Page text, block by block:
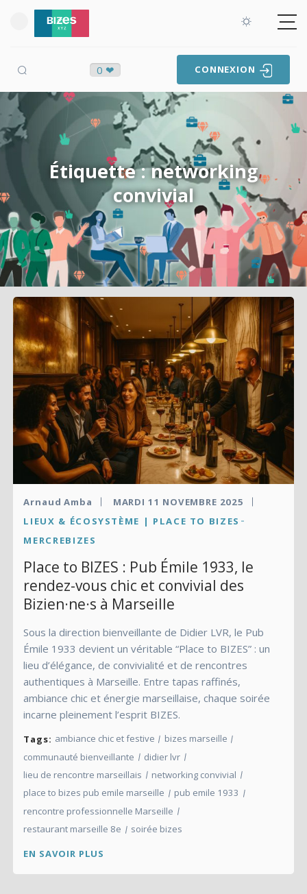
0 ❤ CONNEXION
Étiquette : networking
convivial
Arnaud Amba
MARDI 11 NOVEMBRE 2025
LIEUX & ÉCOSYSTÈME | PLACE TO BIZES
MERCREBIZES
Place to BIZES : Pub Émile 1933, le
rendez-vous chic et convivial des
Bizien·ne·s à Marseille
Sous la direction bienveillante de Didier LVR, le Pub
Émile 1933 devient un véritable “Place to BIZES” : un
lieu d’élégance, de convivialité et de rencontres
authentiques à Marseille. Entre tapas raffinés,
ambiance chic et énergie marseillaise, chaque soirée
incarne pleinement l’esprit BIZES.
Tags: ambiance chic et festive
bizes marseille
communauté bienveillante
didier lvr
lieu de rencontre marseillais
networking convivial
place to bizes pub emile marseille
pub emile 1933
rencontre professionnelle Marseille
restaurant marseille 8e
soirée bizes
EN SAVOIR PLUS